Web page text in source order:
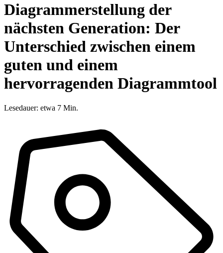
Diagrammerstellung der
nächsten Generation: Der
Unterschied zwischen einem
guten und einem
hervorragenden Diagrammtool
Lesedauer: etwa 7 Min.